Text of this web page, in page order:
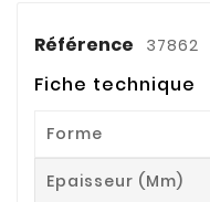
Référence 37862
Fiche technique
Forme
Epaisseur (mm)